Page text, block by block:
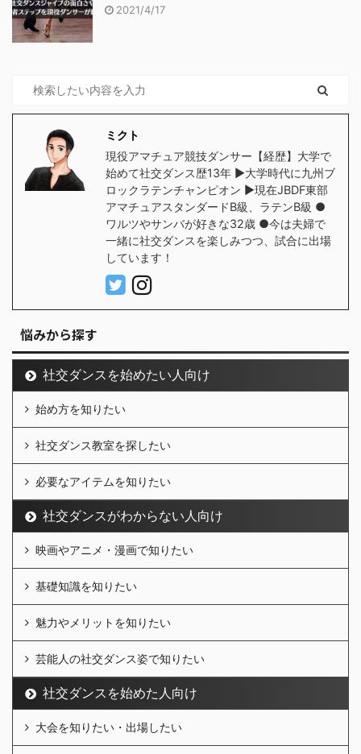
2021/4/17
ミクト
現役アマチュア競技ダンサー【経歴】大学で
始めて社交ダンス歴13年 ▶︎大学時代に九州ブ
ロックラテンチャンピオン ▶︎現在JBDF東部
アマチュアスタンダードB級、ラテンB級 ●
ワルツやサンバが好きな32歳 ●今は夫婦で
一緒に社交ダンスを楽しみつつ、試合に出場
しています！
悩みから探す
社交ダンスを始めたい人向け
始め方を知りたい
社交ダンス教室を探したい
必要なアイテムを知りたい
社交ダンスがわからない人向け
映画やアニメ・漫画で知りたい
基礎知識を知りたい
魅力やメリットを知りたい
芸能人の社交ダンス姿で知りたい
社交ダンスを始めた人向け
大会を知りたい・出場したい